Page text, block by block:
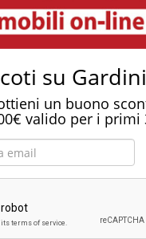
su
un buono
valido per i primi
Materasso Nuvola 2.0
friggitrice